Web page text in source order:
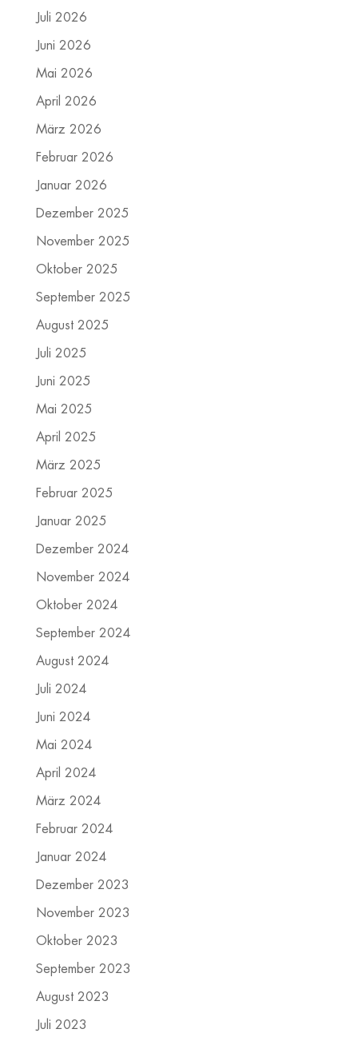
Juli 2026
Juni 2026
Mai 2026
April 2026
März 2026
Februar 2026
Januar 2026
Dezember 2025
November 2025
Oktober 2025
September 2025
August 2025
Juli 2025
Juni 2025
Mai 2025
April 2025
März 2025
Februar 2025
Januar 2025
Dezember 2024
November 2024
Oktober 2024
September 2024
August 2024
Juli 2024
Juni 2024
Mai 2024
April 2024
März 2024
Februar 2024
Januar 2024
Dezember 2023
November 2023
Oktober 2023
September 2023
August 2023
Juli 2023